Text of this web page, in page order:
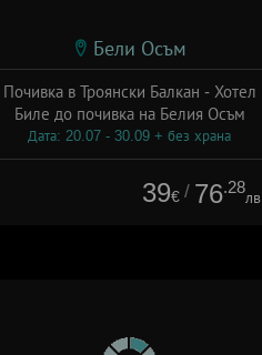
Бели Осъм
Почивка в Троянски Балкан - Хотел
Биле до почивка на Белия Осъм
Дата: 20.07 - 30.09 + без храна
39€ / 76.28
лв.